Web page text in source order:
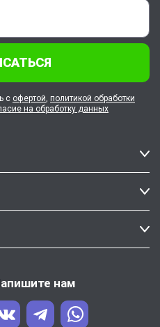
нам
с офертой, политикой обработки
на обработку данных